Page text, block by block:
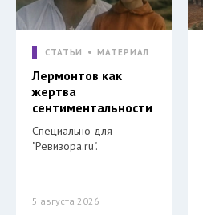
СТАТЬИ МАТЕРИАЛ
Лермонтов как
жертва
сентиментальности
Специально для
"Ревизора.ru".
5 августа 2026